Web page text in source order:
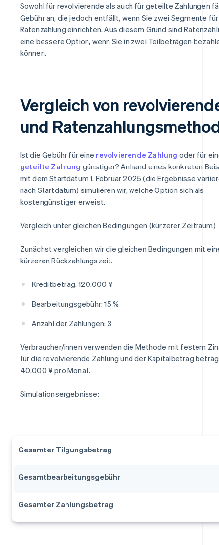
Sowohl für revolvierende als auch für geteilte Zahlungen
Gebühr an, die jedoch entfällt, wenn Sie zwei Segmente
Ratenzahlung einrichten. Aus diesem Grund sind
eine bessere Option, wenn Sie in zwei Teilbeträgen
können.
Vergleich von
und
Ist die Gebühr für eine revolvierende Zahlung oder für
geteilte Zahlung günstiger? Anhand eines konkreten
mit dem Startdatum 1. Februar 2025 (die Ergebnisse
nach Startdatum) simulieren wir, welche Option sich als
kostengünstiger erweist.
Vergleich unter gleichen Bedingungen (kürzerer Zeitraum)
Zunächst vergleichen wir die gleichen Bedingungen mit
kürzeren Rückzahlungszeit.
Kreditbetrag: 120.000 ¥
Bearbeitungsgebühr: 15 %
Anzahl der Zahlungen: 3
Verbraucher/innen verwenden die Methode mit festem
für die revolvierende Zahlung und der Kapitalbetrag
40.000 ¥ pro Monat.
Simulationsergebnisse:
Gesamter Tilgungsbetrag
Gesamtbearbeitungsgebühr
Gesamter Zahlungsbetrag